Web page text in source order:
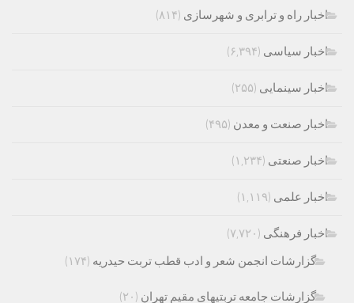
اخبار راه و ترابری و شهرسازی (۸۱۴)
اخبار سیاسی (۶,۳۹۴)
اخبار سینمایی (۲۵۵)
اخبار صنعت و معدن (۴۹۵)
اخبار صنعتی (۱,۲۳۴)
اخبار علمی (۱,۱۱۹)
اخبار فرهنگی (۷,۷۲۰)
گزارشات انجمن شعر و ادب قطب تربت حیدریه (۱۷۴)
گزارشات جامعه تربتیهای مقیم تهران (۲۰)